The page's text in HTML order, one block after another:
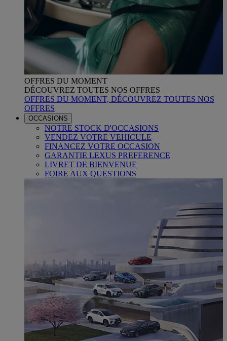
OFFRES DU MOMENT
DÉCOUVREZ TOUTES NOS OFFRES
OFFRES DU MOMENT, DÉCOUVREZ TOUTES NOS
OFFRES
OCCASIONS
NOTRE STOCK D'OCCASIONS
VENDEZ VOTRE VEHICULE
FINANCEZ VOTRE OCCASION
GARANTIE LEXUS PREFERENCE
LIVRET DE BIENVENUE
FOIRE AUX QUESTIONS